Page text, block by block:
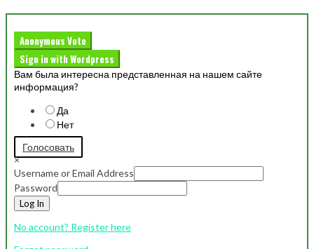
Anonymous Vote
Sign in with Wordpress
Вам была интересна представленная на нашем сайте
информация?
Да
Нет
Голосовать
×
Username or Email Address
Password
Log In
No account? Register here